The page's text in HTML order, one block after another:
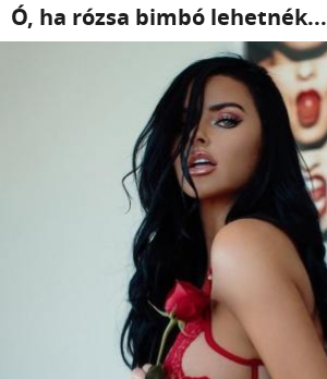
Ó, ha rózsa bimbó lehetnék...